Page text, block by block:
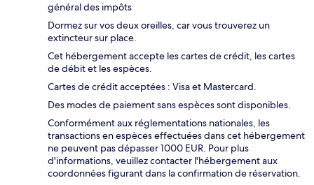
général des impôts
Dormez sur vos deux oreilles, car vous trouverez un
extincteur sur place.
Cet hébergement accepte les cartes de crédit, les cartes
de débit et les espèces.
Cartes de crédit acceptées : Visa et Mastercard.
Des modes de paiement sans espèces sont disponibles.
Conformément aux réglementations nationales, les
transactions en espèces effectuées dans cet hébergement
ne peuvent pas dépasser 1000 EUR. Pour plus
d'informations, veuillez contacter l'hébergement aux
coordonnées figurant dans la confirmation de réservation.